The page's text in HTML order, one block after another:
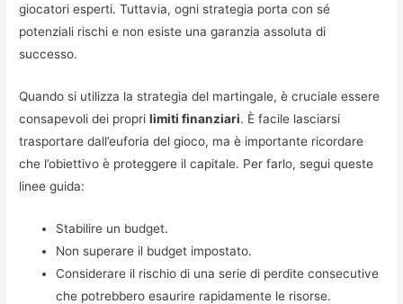
giocatori esperti. Tuttavia, ogni strategia porta con sé
potenziali rischi e non esiste una garanzia assoluta di
successo.
Quando si utilizza la strategia del martingale, è cruciale essere
consapevoli dei proprilimiti finanziari. È facile lasciarsi
trasportare dall’euforia del gioco, ma è importante ricordare
che l’obiettivo è proteggere il capitale. Per farlo, segui queste
linee guida:
Stabilire un budget.
Non superare il budget impostato.
Considerare il rischio di una serie di perdite consecutive
che potrebbero esaurire rapidamente le risorse.